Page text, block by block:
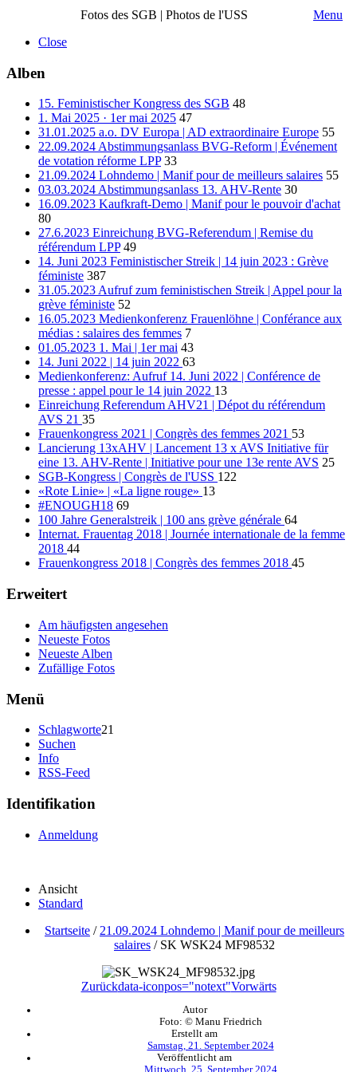
Fotos des SGB | Photos de l'USS
Menu
Close
Alben
15. Feministischer Kongress des SGB 48
1. Mai 2025 · 1er mai 2025 47
31.01.2025 a.o. DV Europa | AD extraordinaire Europe 55
22.09.2024 Abstimmungsanlass BVG-Reform | Événement
de votation réforme LPP 33
21.09.2024 Lohndemo | Manif pour de meilleurs salaires 55
03.03.2024 Abstimmungsanlass 13. AHV-Rente 30
16.09.2023 Kaufkraft-Demo | Manif pour le pouvoir d'achat
80
27.6.2023 Einreichung BVG-Referendum | Remise du
référendum LPP 49
14. Juni 2023 Feministischer Streik | 14 juin 2023 : Grève
féministe 387
31.05.2023 Aufruf zum feministischen Streik | Appel pour la
grève féministe 52
16.05.2023 Medienkonferenz Frauenlöhne | Conférance aux
médias : salaires des femmes 7
01.05.2023 1. Mai | 1er mai 43
14. Juni 2022 | 14 juin 2022 63
Medienkonferenz: Aufruf 14. Juni 2022 | Conférence de
presse : appel pour le 14 juin 2022 13
Einreichung Referendum AHV21 | Dépot du référendum
AVS 21 35
Frauenkongress 2021 | Congrès des femmes 2021 53
Lancierung 13xAHV | Lancement 13 x AVS Initiative für
eine 13. AHV-Rente | Initiative pour une 13e rente AVS 25
SGB-Kongress | Congrès de l'USS 122
«Rote Linie» | «La ligne rouge» 13
#ENOUGH18 69
100 Jahre Generalstreik | 100 ans grève générale 64
Internat. Frauentag 2018 | Journée internationale de la femme
2018 44
Frauenkongress 2018 | Congrès des femmes 2018 45
Erweitert
Am häufigsten angesehen
Neueste Fotos
Neueste Alben
Zufällige Fotos
Menü
Schlagworte21
Suchen
Info
RSS-Feed
Identifikation
Anmeldung
Ansicht
Standard
Startseite / 21.09.2024 Lohndemo | Manif pour de meilleurs
salaires / SK WSK24 MF98532
Zurückdata-iconpos="notext"Vorwärts
Autor
Foto: © Manu Friedrich
Erstellt am
Samstag, 21. September 2024
Veröffentlicht am
Mittwoch, 25. September 2024